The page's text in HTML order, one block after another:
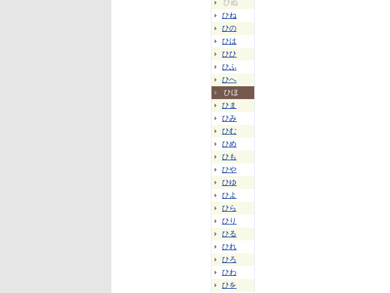
ひぬ
ひね
ひの
ひは
ひひ
ひふ
ひへ
ひほ
ひま
ひみ
ひむ
ひめ
ひも
ひや
ひゆ
ひよ
ひら
ひり
ひる
ひれ
ひろ
ひわ
ひを